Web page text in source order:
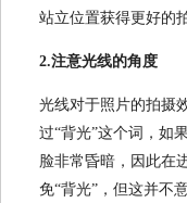
站立位置获得更好的
2.注意光线的角度
光线对于照片的拍摄
过“背光”这个词，如
脸非常昏暗，因此在
免“背光”，但这并不